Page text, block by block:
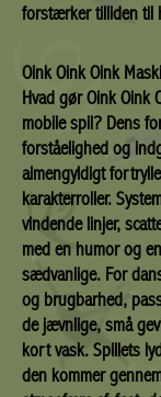
forstærker tilliden til
Oink Oink Oink
Hvad gør Oink
mobile spil? Dens
forståelighed og
almengyldigt
karakterroller.
vindende linjer,
med en humor og
sædvanlige. For
og brugbarhed,
de jævnlige, små
kort vask. Spillets
den kommer